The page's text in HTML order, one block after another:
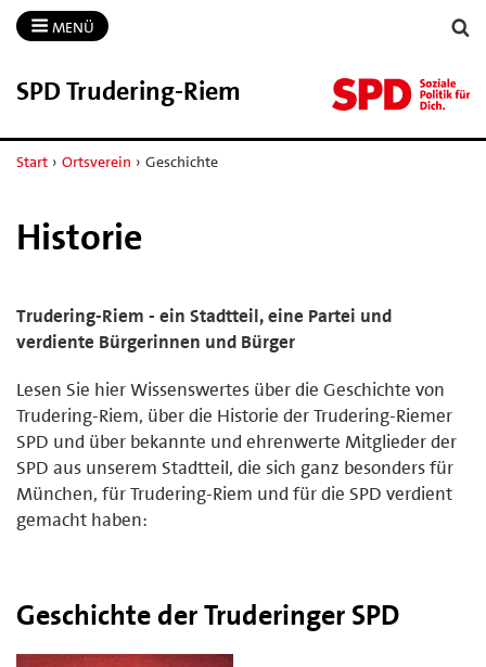
MENÜ
SPD Trudering-​Riem
Start › Ortsverein › Geschichte
Historie
Trudering-Riem - ein Stadtteil, eine Partei und
verdiente Bürgerinnen und Bürger
Lesen Sie hier Wissenswertes über die Geschichte von
Trudering-Riem, über die Historie der Trudering-Riemer
SPD und über bekannte und ehrenwerte Mitglieder der
SPD aus unserem Stadtteil, die sich ganz besonders für
München, für Trudering-Riem und für die SPD verdient
gemacht haben:
Geschichte der Truderinger SPD